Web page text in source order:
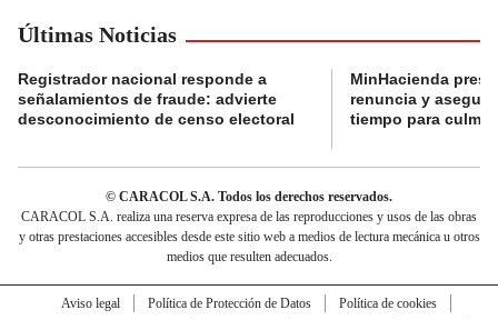
Últimas Noticias
Registrador nacional responde a
señalamientos de fraude: advierte
desconocimiento de censo electoral
MinHacienda
renuncia y
tiempo para
© CARACOL S.A. Todos los derechos reservados.
CARACOL S.A. realiza una reserva expresa de las reproducciones y usos de las obras
y otras prestaciones accesibles desde este sitio web a medios de lectura mecánica u otros
medios que resulten adecuados.
Aviso legal Política de Protección de Datos
Política de cookies